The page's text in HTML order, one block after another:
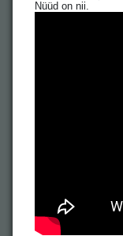
Nüüd on nii.